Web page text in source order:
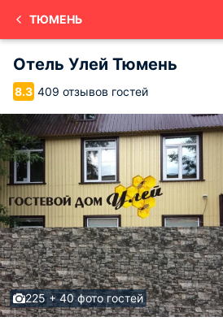
ТЮМЕНЬ
Отель Улей Тюмень
8.3 409 отзывов гостей
225 + 40 фото гостей